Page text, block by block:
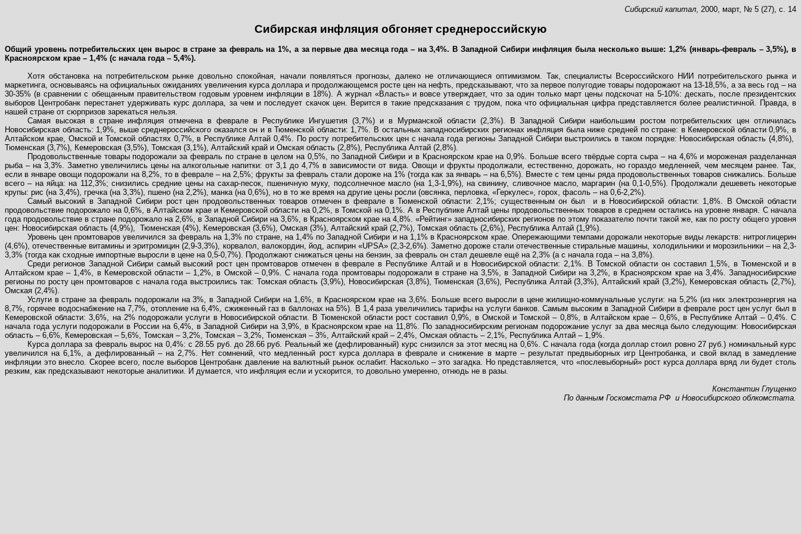
Сибирский капитал, 2000, март, № 5 (27), с. 14
Сибирская инфляция обгоняет среднероссийскую
Общий уровень потребительских цен вырос в стране за февраль на 1%, а за первые два месяца года – на 3,4%. В Западной Сибири инфляция была несколько выше: 1,2% (январь-февраль – 3,5%), в
Красноярском крае – 1,4% (с начала года – 5,4%).
Хотя обстановка на потребительском рынке довольно спокойная, начали появляться прогнозы, далеко не отличающиеся оптимизмом. Так, специалисты Всероссийского НИИ потребительского рынка и
маркетинга, основываясь на официальных ожиданиях увеличения курса доллара и продолжающемся росте цен на нефть, предсказывают, что за первое полугодие товары подорожают на 13-18,5%, а за весь год – на
30-35% (в сравнении с обещанным правительством годовым уровнем инфляции в 18%). А журнал «Власть» и вовсе утверждает, что за один только март цены подскочат на 5-10%: дескать, после президентских
выборов Центробанк перестанет удерживать курс доллара, за чем и последует скачок цен. Верится в такие предсказания с трудом, пока что официальная цифра представляется более реалистичной. Правда, в
нашей стране от сюрпризов зарекаться нельзя.
Самая высокая в стране инфляция отмечена в феврале в Республике Ингушетия (3,7%) и в Мурманской области (2,3%). В Западной Сибири наибольшим ростом потребительских цен отличилась
Новосибирская область: 1,9%, выше среднероссийского оказался он и в Тюменской области: 1,7%. В остальных западносибирских регионах инфляция была ниже средней по стране: в Кемеровской области 0,9%, в
Алтайском крае, Омской и Томской областях 0,7%, в Республике Алтай 0,4%. По росту потребительских цен с начала года регионы Западной Сибири выстроились в таком порядке: Новосибирская область (4,8%),
Тюменская (3,7%), Кемеровская (3,5%), Томская (3,1%), Алтайский край и Омская область (2,8%), Республика Алтай (2,8%).
Продовольственные товары подорожали за февраль по стране в целом на 0,5%, по Западной Сибири и в Красноярском крае на 0,9%. Больше всего твёрдые сорта сыра – на 4,6% и мороженая разделанная
рыба – на 3,3%. Заметно увеличились цены на алкогольные напитки: от 3,1 до 4,7% в зависимости от вида. Овощи и фрукты продолжали, естественно, дорожать, но гораздо медленней, чем месяцем ранее. Так,
если в январе овощи подорожали на 8,2%, то в феврале – на 2,5%; фрукты за февраль стали дороже на 1% (тогда как за январь – на 6,5%). Вместе с тем цены ряда продовольственных товаров снижались. Больше
всего – на яйца: на 112,3%; снизились средние цены на сахар-песок, пшеничную муку, подсолнечное масло (на 1,3-1,9%), на свинину, сливочное масло, маргарин (на 0,1-0,5%). Продолжали дешеветь некоторые
крупы: рис (на 3,4%), гречка (на 3,3%), пшено (на 2,2%), манка (на 0,6%), но в то же время на другие цены росли (овсянка, перловка, «Геркулес», горох, фасоль – на 0,6-2,2%).
Самый высокий в Западной Сибири рост цен продовольственных товаров отмечен в феврале в Тюменской области: 2,1%; существенным он был
и в Новосибирской области: 1,8%. В Омской области
продовольствие подорожало на 0,6%, в Алтайском крае и Кемеровской области на 0,2%, в Томской на 0,1%. А в Республике Алтай цены продовольственных товаров в среднем остались на уровне января. С начала
года продовольствие в стране подорожало на 2,6%, в Западной Сибири на 3,6%, в Красноярском крае на 4,8%. «Рейтинг» западносибирских регионов по этому показателю почти такой же, как по росту общего уровня
цен: Новосибирская область (4,9%), Тюменская (4%), Кемеровская (3,6%), Омская (3%), Алтайский край (2,7%), Томская область (2,6%), Республика Алтай (1,9%).
Уровень цен промтоваров увеличился за февраль на 1,3% по стране, на 1,4% по Западной Сибири и на 1,1% в Красноярском крае. Опережающими темпами дорожали некоторые виды лекарств: нитроглицерин
(4,6%), отечественные витамины и эритромицин (2,9-3,3%), корвалол, валокордин, йод, аспирин «UPSA» (2,3-2,6%). Заметно дороже стали отечественные стиральные машины, холодильники и морозильники – на 2,3-
3,3% (тогда как сходные импортные выросли в цене на 0,5-0,7%). Продолжают снижаться цены на бензин, за февраль он стал дешевле ещё на 2,3% (а с начала года – на 3,8%).
Среди регионов Западной Сибири самый высокий рост цен промтоваров отмечен в феврале в Республике Алтай и в Новосибирской области: 2,1%. В Томской области он составил 1,5%, в Тюменской и в
Алтайском крае – 1,4%, в Кемеровской области – 1,2%, в Омской – 0,9%. С начала года промтовары подорожали в стране на 3,5%, в Западной Сибири на 3,2%, в Красноярском крае на 3,4%. Западносибирские
регионы по росту цен промтоваров с начала года выстроились так: Томская область (3,9%), Новосибирская (3,8%), Тюменская (3,6%), Республика Алтай (3,3%), Алтайский край (3,2%), Кемеровская область (2,7%),
Омская (2,4%).
Услуги в стране за февраль подорожали на 3%, в Западной Сибири на 1,6%, в Красноярском крае на 3,6%. Больше всего выросли в цене жилищно-коммунальные услуги: на 5,2% (из них электроэнергия на
8,7%, горячее водоснабжение на 7,7%, отопление на 6,4%, сжиженный газ в баллонах на 5%). В 1,4 раза увеличились тарифы на услуги банков. Самым высоким в Западной Сибири в феврале рост цен услуг был в
Кемеровской области: 3,6%, на 2% подорожали услуги в Новосибирской области. В Тюменской области рост составил 0,9%, в Омской и Томской – 0,8%, в Алтайском крае – 0,6%, в Республике Алтай – 0,4%. С
начала года услуги подорожали в России на 6,4%, в Западной Сибири на 3,9%, в Красноярском крае на 11,8%. По западносибирским регионам подорожание услуг за два месяца было следующим: Новосибирская
область – 6,6%, Кемеровская – 5,6%, Томская – 3,2%, Томская – 3,2%, Тюменская – 3%, Алтайский край – 2,4%, Омская область – 2,1%, Республика Алтай – 1,9%.
Курса доллара за февраль вырос на 0,4%: с 28.55 руб. до 28.66 руб. Реальный же (дефлированный) курс снизился за этот месяц на 0,6%. С начала года (когда доллар стоил ровно 27 руб.) номинальный курс
увеличился на 6,1%, а дефлированный – на 2,7%. Нет сомнений, что медленный рост курса доллара в феврале и снижение в марте – результат предвыборных игр Центробанка, и свой вклад в замедление
инфляции это внесло. Скорее всего, после выборов Центробанк давление на валютный рынок ослабит. Насколько – это загадка. Но представляется, что «послевыборный» рост курса доллара вряд ли будет столь
резким, как предсказывают некоторые аналитики. И думается, что инфляция если и ускорится, то довольно умеренно, отнюдь не в разы.
Константин Глущенко
По данным Госкомстата РФ и Новосибирского облкомстата.